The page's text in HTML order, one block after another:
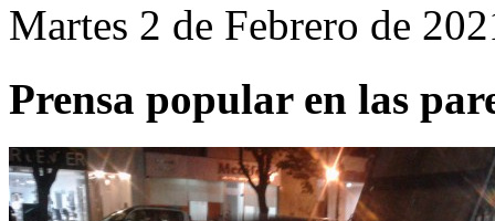
Martes 2 de Febrero de
Prensa popular en las